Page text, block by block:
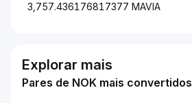
3,757.436176817377 MAVIA
Explorar mais
Pares de NOK mais convertidos